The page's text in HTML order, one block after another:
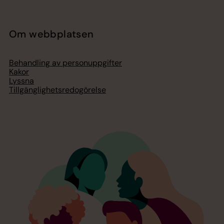
Om webbplatsen
Behandling av personuppgifter
Kakor
Lyssna
Tillgänglighetsredogörelse